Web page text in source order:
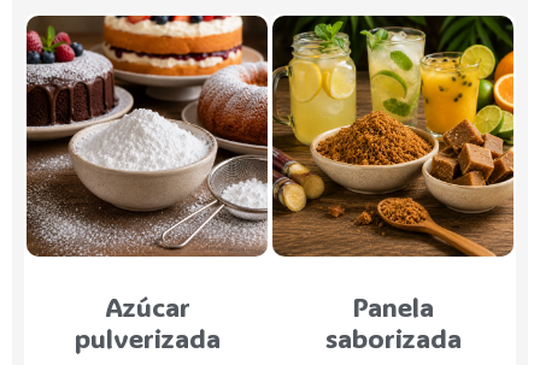
Azúcar
pulverizada
Panela
saborizada